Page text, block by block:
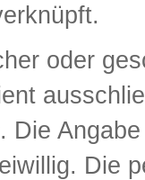
oder
Die
Die